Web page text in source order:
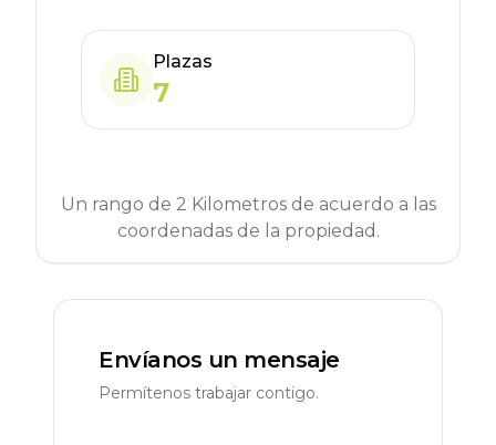
Plazas
7
Un rango de 2 Kilometros de acuerdo a las
coordenadas de la propiedad.
Envíanos un mensaje
Permítenos trabajar contigo.